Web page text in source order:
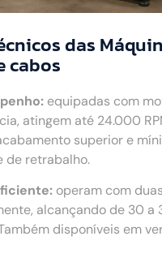
das
cabos
equipadas com
atingem até 24.000
superior e
de retrabalho.
operam com
alcançando de 30 a
disponíveis em